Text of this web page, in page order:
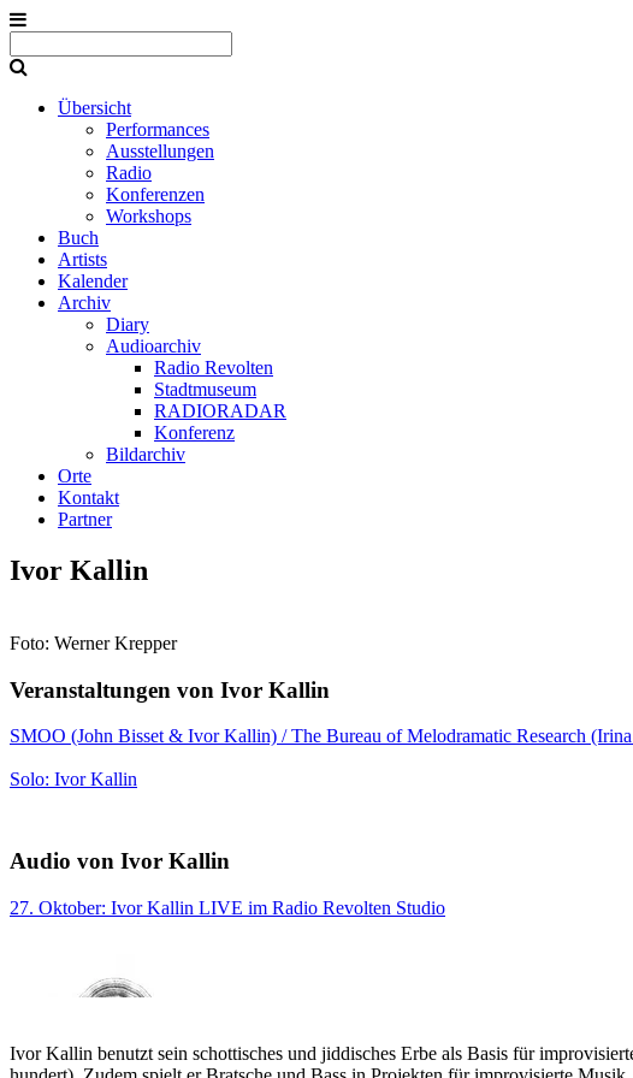
Übersicht
Performances
Ausstellungen
Radio
Konferenzen
Workshops
Buch
Artists
Kalender
Archiv
Diary
Audioarchiv
Radio Revolten
Stadtmuseum
RADIORADAR
Konferenz
Bildarchiv
Orte
Kontakt
Partner
Ivor Kallin
Foto: Werner Krepper
Veranstaltungen von Ivor Kallin
SMOO (John Bisset & Ivor Kallin) / The Bureau of Melodramatic Research
Solo: Ivor Kallin
Audio von Ivor Kallin
27. Oktober: Ivor Kallin LIVE im Radio Revolten Studio
Ivor Kallin benutzt sein schottisches und jiddisches Erbe als Basis für